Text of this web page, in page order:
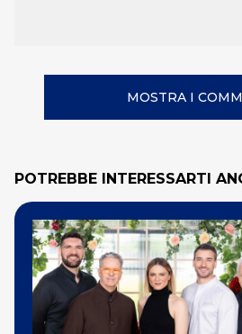
MOSTRA I
POTREBBE INTERESSARTI